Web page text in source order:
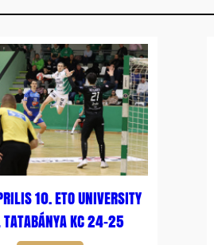
10. ETO UNIVERSITY
TATABÁNYA KC 24-25